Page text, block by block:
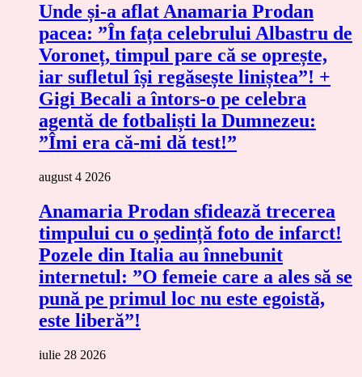
Unde și-a aflat Anamaria Prodan
pacea: ”În fața celebrului Albastru de
Voroneț, timpul pare că se oprește,
iar sufletul își regăsește liniștea”! +
Gigi Becali a întors-o pe celebra
agentă de fotbaliști la Dumnezeu:
”Îmi era că-mi dă test!”
august 4 2026
Anamaria Prodan sfidează trecerea
timpului cu o ședință foto de infarct!
Pozele din Italia au înnebunit
internetul: ”O femeie care a ales să se
pună pe primul loc nu este egoistă,
este liberă”!
iulie 28 2026